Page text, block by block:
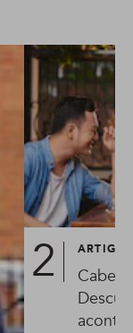
ARTIGO